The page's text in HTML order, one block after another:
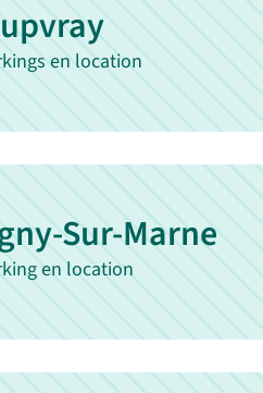
en location
Sur-Marne
en location